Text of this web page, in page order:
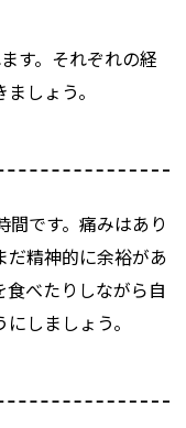
す。それぞれの経
しょう。
間です。痛みはあり
だ精神的に余裕があ
べたりしながら自
しましょう。